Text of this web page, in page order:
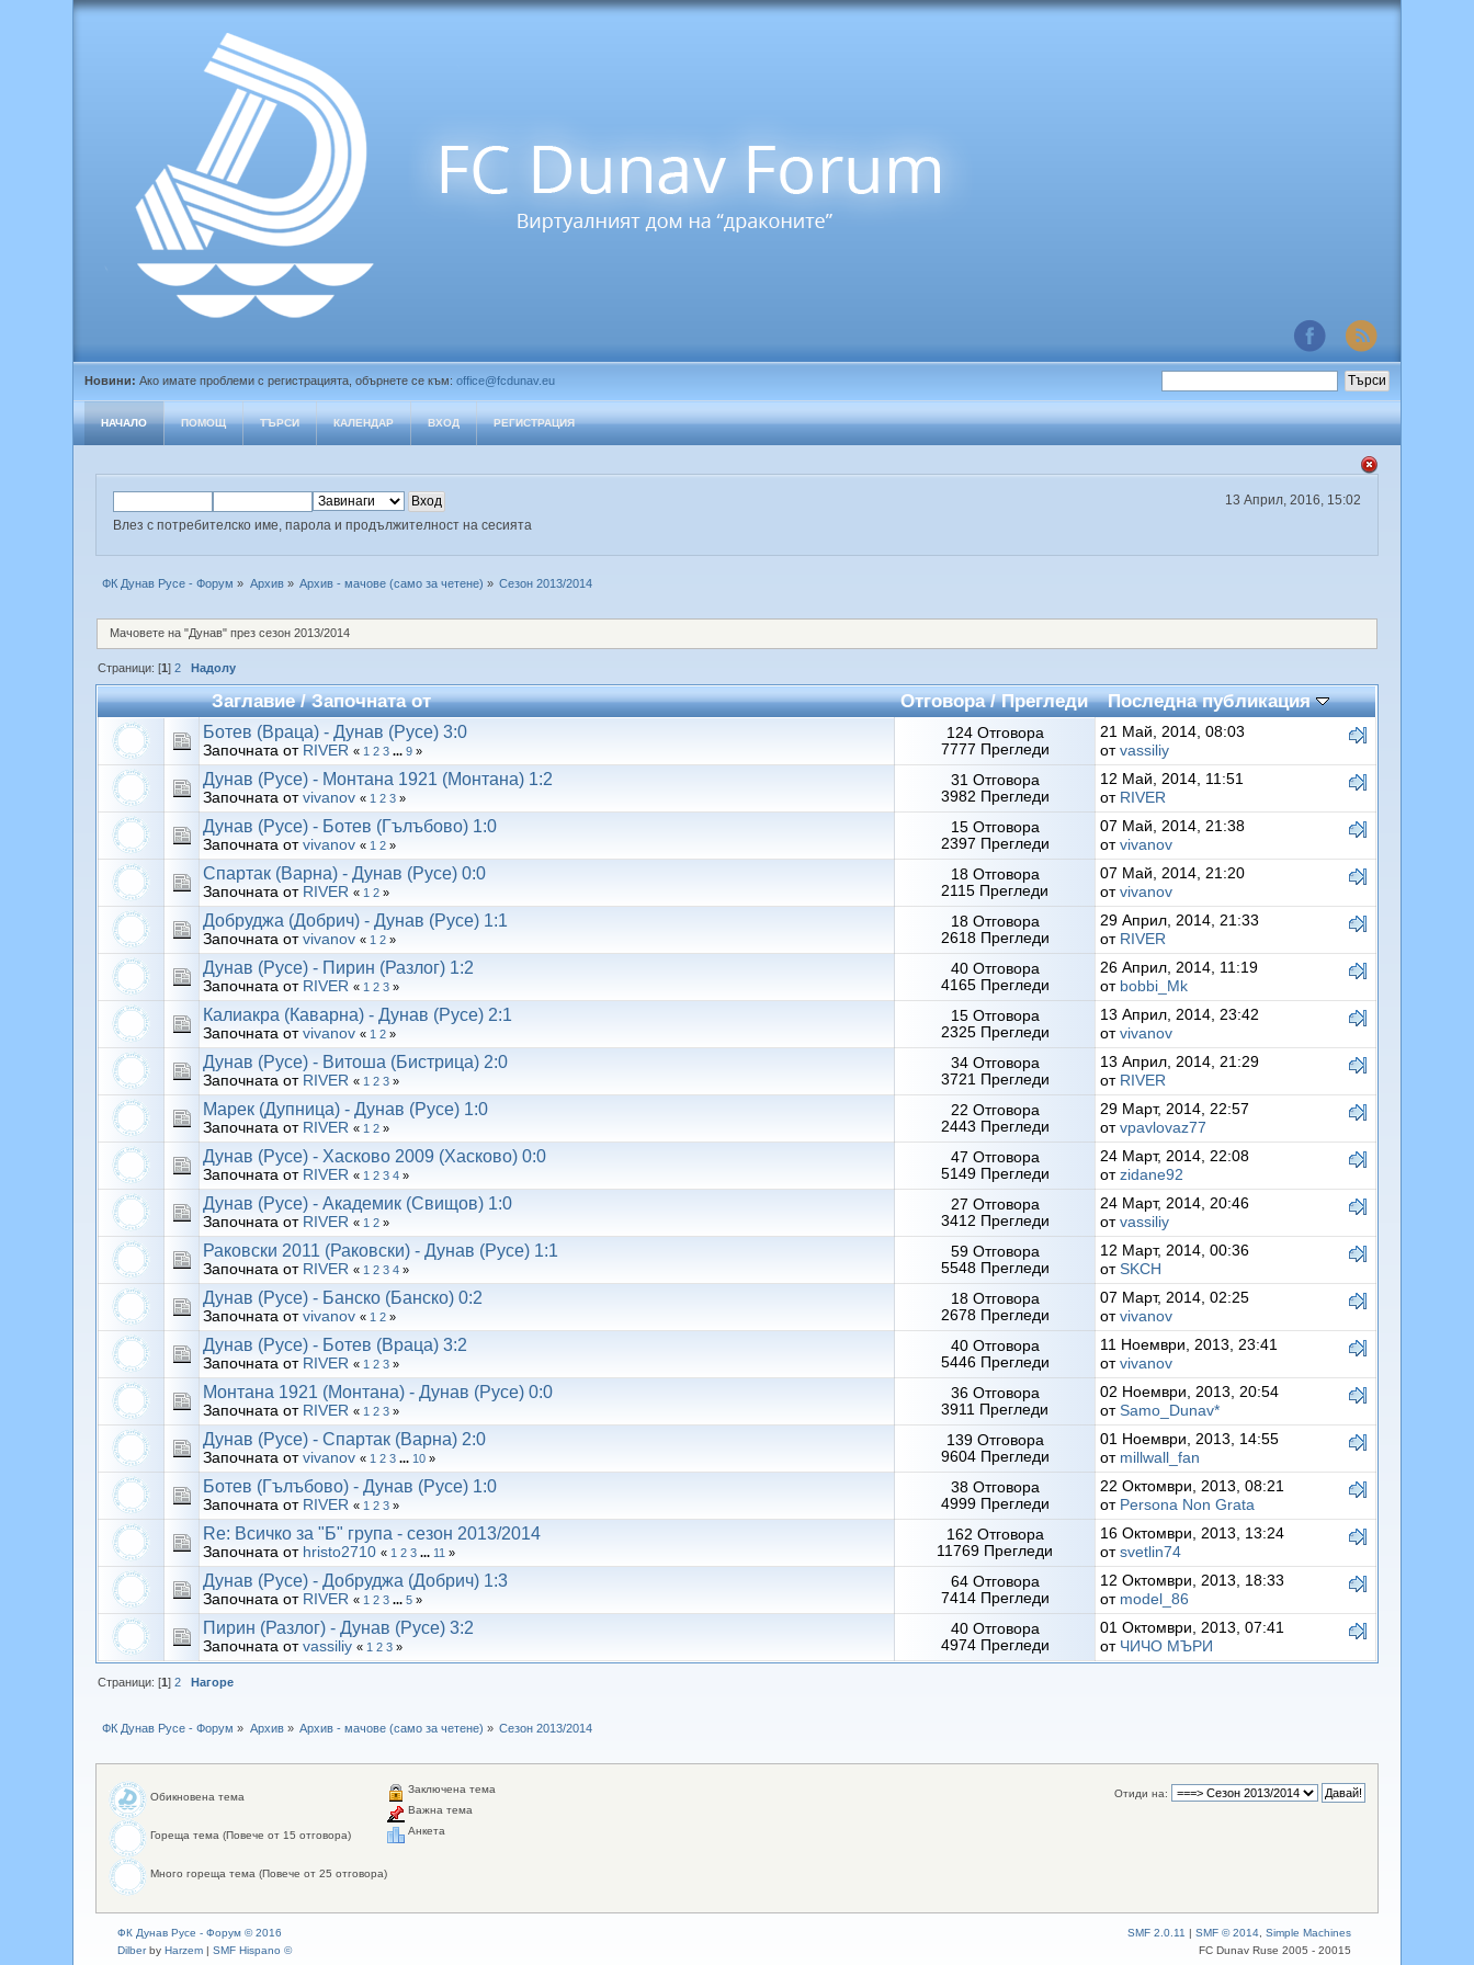
Новини: Ако имате проблеми с регистрацията, обърнете се към:office@fcdunav.eu
НАЧАЛО ПОМОЩ ТЪРСИ КАЛЕНДАР ВХОД РЕГИСТРАЦИЯ
13 Април, 2016, 15:02
Влез с потребителско име, парола и продължителност на сесията
ФК Дунав Русе - Форум » Архив» Архив - мачове (само за четене) » Сезон 2013/2014
Мачовете на "Дунав" през сезон 2013/2014
Страници: [1]2 Надолу
Заглавие/Започната от Отговора/Прегледи Последна публикация
Ботев (Враца) - Дунав (Русе) 3:0
Започната от RIVER «1 2 3 ... 9 »
124 Отговора
7777 Прегледи
21 Май, 2014, 08:03
отvassiliy
Дунав (Русе) - Монтана 1921 (Монтана) 1:2
Започната отvivanov «1 2 3 »
31 Отговора
3982 Прегледи
12 Май, 2014, 11:51
от RIVER
Дунав (Русе) - Ботев (Гълъбово) 1:0
Започната отvivanov «1 2 »
15 Отговора
2397 Прегледи
07 Май, 2014, 21:38
отvivanov
Спартак (Варна) - Дунав (Русе) 0:0
Започната от RIVER «1 2 »
18 Отговора
2115 Прегледи
07 Май, 2014, 21:20
отvivanov
Добруджа (Добрич) - Дунав (Русе) 1:1
Започната отvivanov «1 2 »
18 Отговора
2618 Прегледи
29 Април, 2014, 21:33
от RIVER
Дунав (Русе) - Пирин (Разлог) 1:2
Започната от RIVER «1 2 3 »
40 Отговора
4165 Прегледи
26 Април, 2014, 11:19
от bobbi_Mk
Калиакра (Каварна) - Дунав (Русе) 2:1
Започната отvivanov «1 2 »
15 Отговора
2325 Прегледи
13 Април, 2014, 23:42
отvivanov
Дунав (Русе) - Витоша (Бистрица) 2:0
Започната от RIVER «1 2 3 »
34 Отговора
3721 Прегледи
13 Април, 2014, 21:29
от RIVER
Марек (Дупница) - Дунав (Русе) 1:0
Започната от RIVER «1 2 »
22 Отговора
2443 Прегледи
29 Март, 2014, 22:57
отvpavlovaz77
Дунав (Русе) - Хасково 2009 (Хасково) 0:0
Започната от RIVER «1 2 3 4 »
47 Отговора
5149 Прегледи
24 Март, 2014, 22:08
отzidane92
Дунав (Русе) - Академик (Свищов) 1:0
Започната от RIVER «1 2 »
27 Отговора
3412 Прегледи
24 Март, 2014, 20:46
отvassiliy
Раковски 2011 (Раковски) - Дунав (Русе) 1:1
Започната от RIVER «1 2 3 4 »
59 Отговора
5548 Прегледи
12 Март, 2014, 00:36
отSKCH
Дунав (Русе) - Банско (Банско) 0:2
Започната отvivanov «1 2 »
18 Отговора
2678 Прегледи
07 Март, 2014, 02:25
отvivanov
Дунав (Русе) - Ботев (Враца) 3:2
Започната от RIVER «1 2 3 »
40 Отговора
5446 Прегледи
11 Ноември, 2013, 23:41
отvivanov
Монтана 1921 (Монтана) - Дунав (Русе) 0:0
Започната от RIVER «1 2 3 »
36 Отговора
3911 Прегледи
02 Ноември, 2013, 20:54
отSamo_Dunav*
Дунав (Русе) - Спартак (Варна) 2:0
Започната отvivanov «1 2 3 ... 10 »
139 Отговора
9604 Прегледи
01 Ноември, 2013, 14:55
от millwall_fan
Ботев (Гълъбово) - Дунав (Русе) 1:0
Започната от RIVER «1 2 3 »
38 Отговора
4999 Прегледи
22 Октомври, 2013, 08:21
от Persona Non Grata
Re: Всичко за "Б" група - сезон 2013/2014
Започната от hristo2710 «1 2 3 ... 11 »
162 Отговора
11769 Прегледи
16 Октомври, 2013, 13:24
отsvetlin74
Дунав (Русе) - Добруджа (Добрич) 1:3
Започната от RIVER «1 2 3 ... 5 »
64 Отговора
7414 Прегледи
12 Октомври, 2013, 18:33
от model_86
Пирин (Разлог) - Дунав (Русе) 3:2
Започната отvassiliy «1 2 3 »
40 Отговора
4974 Прегледи
01 Октомври, 2013, 07:41
от ЧИЧО МЪРИ
Страници: [1]2 Нагоре
ФК Дунав Русе - Форум » Архив» Архив - мачове (само за четене) » Сезон 2013/2014
Отиди на:
Обикновена тема
Гореща тема (Повече от 15 отговора)
Много гореща тема (Повече от 25 отговора)
Заключена тема
Важна тема
Анкета
SMF 2.0.11 | SMF © 2014, Simple Machines
FC Dunav Ruse 2005 - 20015
ФК Дунав Русе - Форум © 2016
DilberbyHarzem |SMF Hispano ©